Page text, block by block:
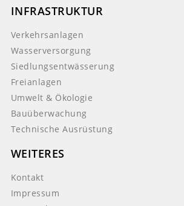
INFRASTRUKTUR
Verkehrsanlagen
Wasserversorgung
Siedlungsentwässerung
Freianlagen
Umwelt & Ökologie
Bauüberwachung
Technische Ausrüstung
WEITERES
Kontakt
Impressum